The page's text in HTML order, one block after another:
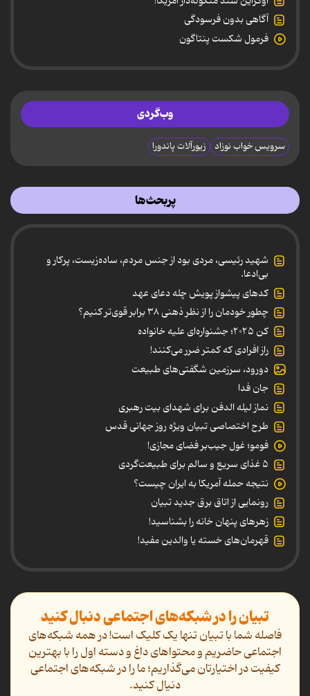
آگاهی بدون فرسودگی
فرمول شکست پنتاگون
وب‌گردی
سرویس خواب نوزاد زیورآلات پاندورا
پربحث‌ها
شهید رئیسی، مردی بود از جنس مردم، ساده‌زیست، پرکار و
بی‌ادعا.
کدهای پیشواز پویش چله دعای عهد
چطور خودمان را از نظر ذهنی ۳۸ برابر قوی‌تر کنیم؟
کن ۲۰۲۵؛ جشنواره‌ای علیه خانواده
راز افرادی که کمتر ضرر می‌کنند!
دورود، سرزمین شگفتی‌های طبیعت
جان فدا
نماز لیله الدفن برای شهدای بیت رهبری
طرح اختصاصی تبیان ویژه روز جهانی قدس
فومو؛ غول جیب‌بر فضای مجازی!
۵ غذای سریع و سالم برای طبیعت‌گردی
نتیجه حمله آمریکا به ایران چیست؟
رونمایی از اتاق برق جدید تبیان
زهرهای پنهان خانه را بشناسید!
قهرمان‌های خسته یا والدین مفید!
تبیان را در شبکه‌های اجتماعی دنبال کنید
فاصله شما با تبیان تنها یک کلیک است! در همه شبکه‌های
اجتماعی حاضریم و محتواهای داغ و دسته اول را با بهترین
کیفیت در اختیارتان می‌گذاریم؛ ما را در شبکه‌های اجتماعی
دنیال کنید.